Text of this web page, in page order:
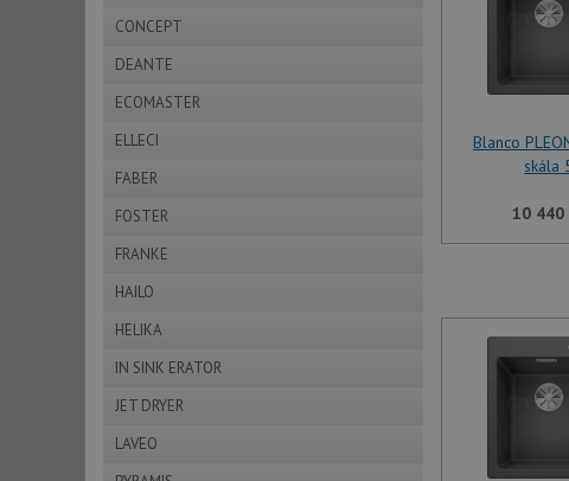
CONCEPT
DEANTE
ECOMASTER
ELLECI
FABER
FOSTER
FRANKE
HAILO
HELIKA
IN SINK ERATOR
JET DRYER
LAVEO
Blanco
skála
10 440